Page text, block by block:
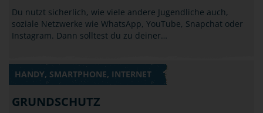
Du nutzt sicherlich, wie viele andere Jugendliche auch,
soziale Netzwerke wie WhatsApp, YouTube, Snapchat oder
Instagram. Dann solltest du zu deiner…
HANDY, SMARTPHONE, INTERNET
GRUNDSCHUTZ